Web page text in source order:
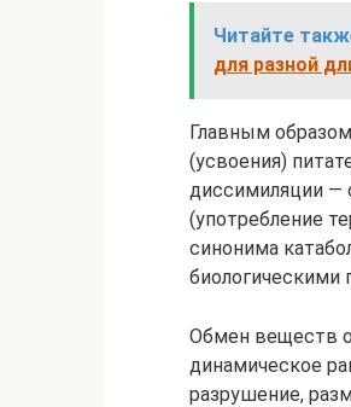
Читайте
для разной
Главным
(усвоения)
диссимиляции —
(употребление
синонима
биологическими
Обмен веществ
динамическое
разрушение,